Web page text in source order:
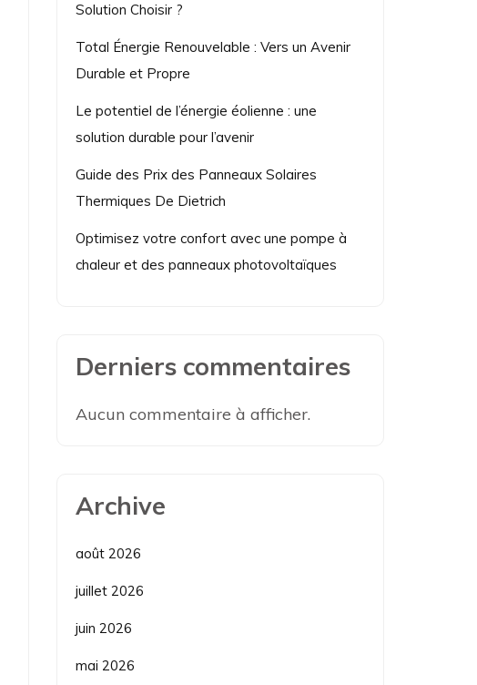
Solution Choisir ?
Total Énergie Renouvelable : Vers un Avenir
Durable et Propre
Le potentiel de l’énergie éolienne : une
solution durable pour l’avenir
Guide des Prix des Panneaux Solaires
Thermiques De Dietrich
Optimisez votre confort avec une pompe à
chaleur et des panneaux photovoltaïques
Derniers commentaires
Aucun commentaire à afficher.
Archive
août 2026
juillet 2026
juin 2026
mai 2026